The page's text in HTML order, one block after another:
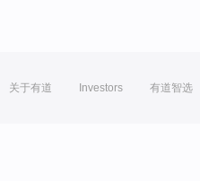
关于有道 Investors 有道智选